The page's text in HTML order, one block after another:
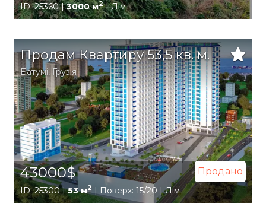
ID: 25360 |3000 м2| Дім
Продам Квартиру 53,5 кв. м.
Батумі, Грузія
43000$ Продано
ID: 25300 |53 м2| Поверх: 15/20 | Дім